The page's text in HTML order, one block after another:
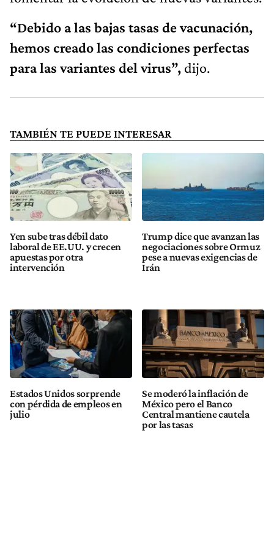
“Debido a las bajas tasas de vacunación,
hemos creado las condiciones perfectas
para las variantes del virus”, dijo.
TAMBIÉN TE PUEDE INTERESAR
Yen sube tras débil dato
laboral de EE.UU. y crecen
apuestas por otra
intervención
Trump dice que avanzan las
negociaciones sobre Ormuz
pese a nuevas exigencias de
Irán
Estados Unidos sorprende
con pérdida de empleos en
julio
Se moderó la inflación de
México pero el Banco
Central mantiene cautela
por las tasas